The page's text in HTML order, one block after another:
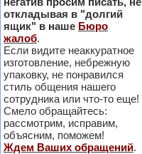
откладывая в "долгий
ящик" в наше Бюро
жалоб.
Если видите неаккуратное
изготовление, небрежную
упаковку, не понравился
стиль общения нашего
сотрудника или что-то еще!
Смело обращайтесь:
рассмотрим, исправим,
объясним, поможем!
Ждем Ваших обращений.